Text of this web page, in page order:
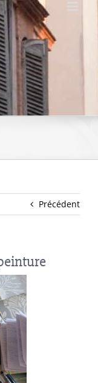
Précédent